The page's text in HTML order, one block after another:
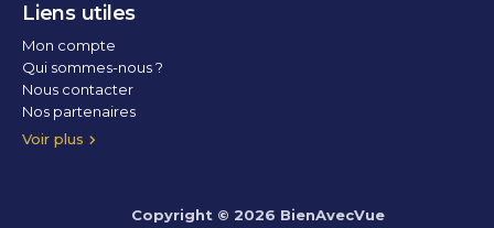
Liens utiles
Voir plus
Mon compte
Qui sommes-nous ?
Nous contacter
Nos partenaires
Conditions Générales d’Utilisation
Politique de confidentialité
Politique des cookies
Copyright © 2026 BienAvecVue